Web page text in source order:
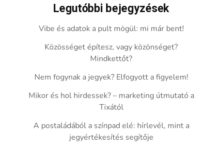
Legutóbbi bejegyzések
Vibe és adatok a pult mögül: mi már bent!
Közösséget építesz, vagy közönséget?
Mindkettőt?
Nem fogynak a jegyek? Elfogyott a figyelem!
Mikor és hol hirdessek? – marketing útmutató a
Tixától
A postaládából a színpad elé: hírlevél, mint a
jegyértékesítés segítője